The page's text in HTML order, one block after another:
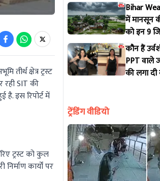
क्षेत्र ट्रस्ट
रही SIT की
इस रिपोर्ट में
ट्रस्ट को कुल
कार्यों पर
Bihar
में मानसून
को इन 9
भारी
अपने जिले
कौन हैं
PPT वाले
की लगा दी
ट्रेंडिंग वीडियो